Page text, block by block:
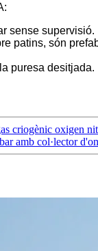
sense supervisió.
patins, són
puresa desitjada.
criogènic oxigen
amb col·lector